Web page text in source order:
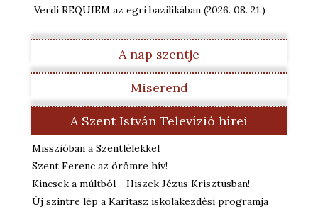
Verdi REQUIEM az egri bazilikában (2026. 08. 21.)
A nap szentje
Miserend
A Szent István Televízió hírei
Misszióban a Szentlélekkel
Szent Ferenc az örömre hív!
Kincsek a múltból - Hiszek Jézus Krisztusban!
Új szintre lép a Karitasz iskolakezdési programja